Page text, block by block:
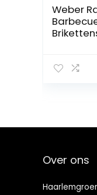
Weber
Barbecue
Over ons